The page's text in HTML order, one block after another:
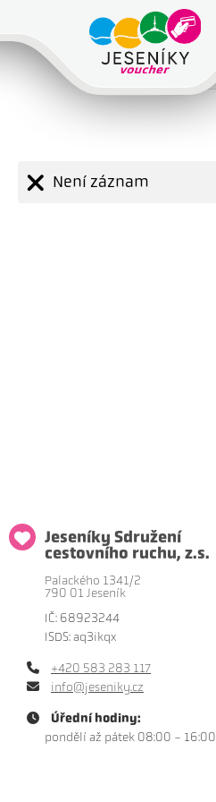
Není záznam
Jeseníky Sdružení
cestovního ruchu, z.s.
Palackého 1341/2
790 01 Jeseník
IČ: 68923244
ISDS: aq3ikqx
+420 583 283 117
info@jeseniky.cz
Úřední hodiny:
pondělí až pátek 08:00 - 16:00